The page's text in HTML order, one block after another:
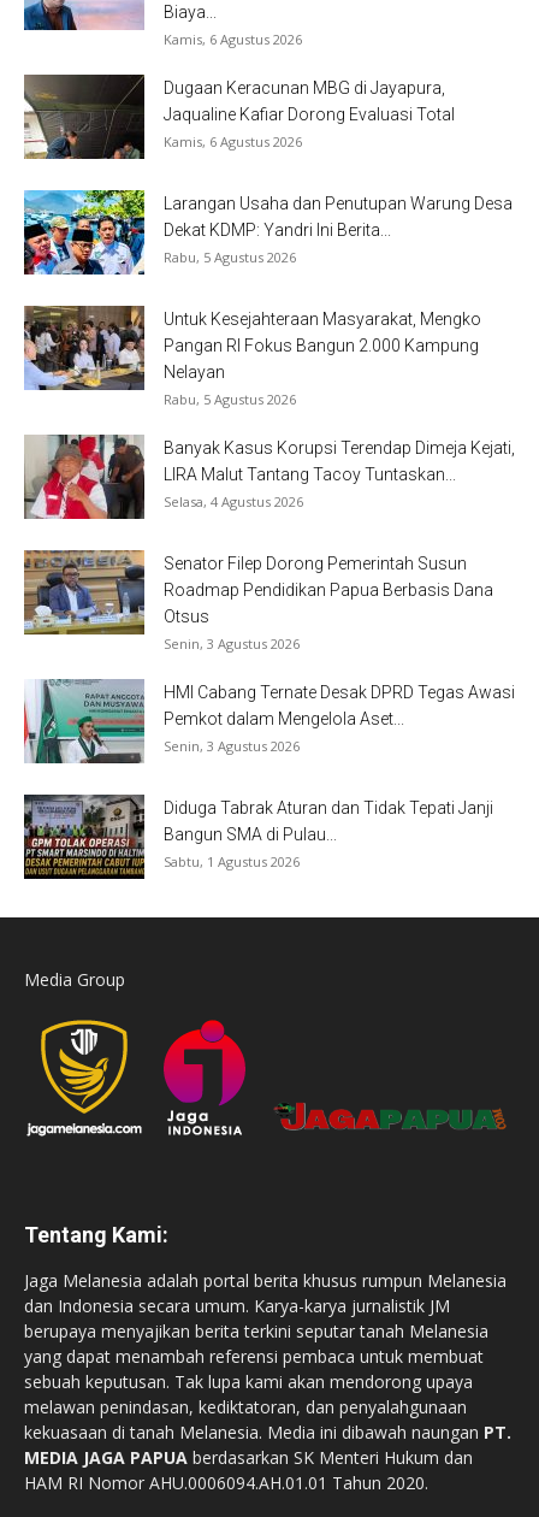
Biaya...
Kamis, 6 Agustus 2026
Dugaan Keracunan MBG di Jayapura,
Jaqualine Kafiar Dorong Evaluasi Total
Kamis, 6 Agustus 2026
Larangan Usaha dan Penutupan Warung Desa
Dekat KDMP: Yandri Ini Berita...
Rabu, 5 Agustus 2026
Untuk Kesejahteraan Masyarakat, Mengko
Pangan RI Fokus Bangun 2.000 Kampung
Nelayan
Rabu, 5 Agustus 2026
Banyak Kasus Korupsi Terendap Dimeja Kejati,
LIRA Malut Tantang Tacoy Tuntaskan...
Selasa, 4 Agustus 2026
Senator Filep Dorong Pemerintah Susun
Roadmap Pendidikan Papua Berbasis Dana
Otsus
Senin, 3 Agustus 2026
HMI Cabang Ternate Desak DPRD Tegas Awasi
Pemkot dalam Mengelola Aset...
Senin, 3 Agustus 2026
Diduga Tabrak Aturan dan Tidak Tepati Janji
Bangun SMA di Pulau...
Sabtu, 1 Agustus 2026
Media Group
Tentang Kami:
Jaga Melanesia adalah portal berita khusus rumpun Melanesia
dan Indonesia secara umum. Karya-karya jurnalistik JM
berupaya menyajikan berita terkini seputar tanah Melanesia
yang dapat menambah referensi pembaca untuk membuat
sebuah keputusan. Tak lupa kami akan mendorong upaya
melawan penindasan, kediktatoran, dan penyalahgunaan
kekuasaan di tanah Melanesia. Media ini dibawah naungan PT.
MEDIA JAGA PAPUA berdasarkan SK Menteri Hukum dan
HAM RI Nomor AHU.0006094.AH.01.01 Tahun 2020.